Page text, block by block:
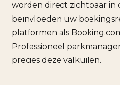
worden direct zichtbaar in
beïnvloeden uw
platformen als
Professioneel
precies deze valkuilen.